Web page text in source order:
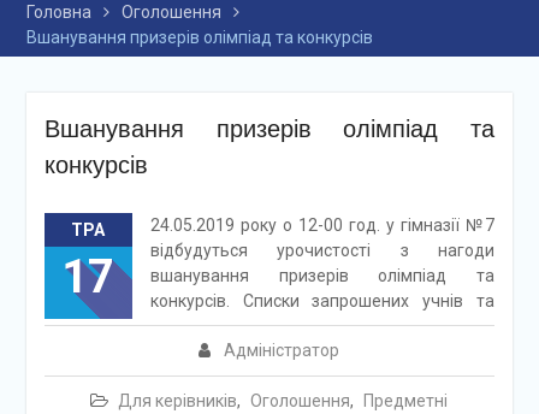
Головна
Оголошення
Вшанування призерів олімпіад та конкурсів
Вшанування призерів олімпіад та
конкурсів
ТРА
17
Адміністратор
Для керівників, Оголошення,
Предметні
24.05.2019 року о 12-00 год. у гімназії №7
відбудуться урочистості з нагоди
вшанування призерів олімпіад та
конкурсів. Списки запрошених учнів та